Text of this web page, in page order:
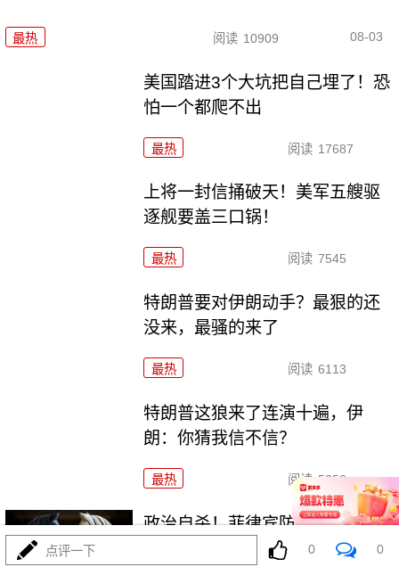
最热 阅读 10909 08-03
美国踏进3个大坑把自己埋了！恐
怕一个都爬不出
最热 阅读 17687
上将一封信捅破天！美军五艘驱
逐舰要盖三口锅！
最热 阅读 7545
特朗普要对伊朗动手？最狠的还
没来，最骚的来了
最热 阅读 6113
特朗普这狼来了连演十遍，伊
朗：你猜我信不信？
最热 阅读 5353
政治自杀！菲律宾防长，你这是
在给菲律宾掘墓！
点评一下 0 0